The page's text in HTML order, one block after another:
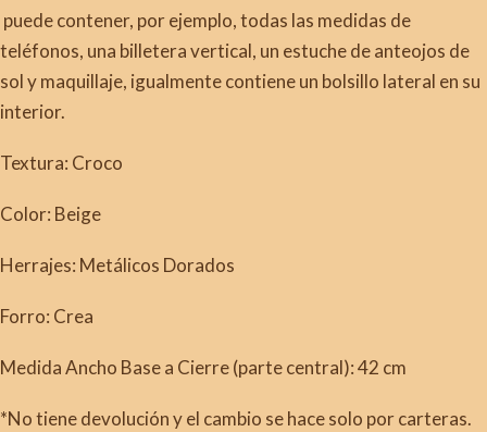
puede contener, por ejemplo, todas las medidas de
teléfonos, una billetera vertical, un estuche de anteojos de
sol y maquillaje, igualmente contiene un bolsillo lateral en su
interior.
Textura: Croco
Color: Beige
Herrajes: Metálicos Dorados
Forro: Crea
Medida Ancho Base a Cierre (parte central): 42 cm
*No tiene devolución y el cambio se hace solo por carteras.